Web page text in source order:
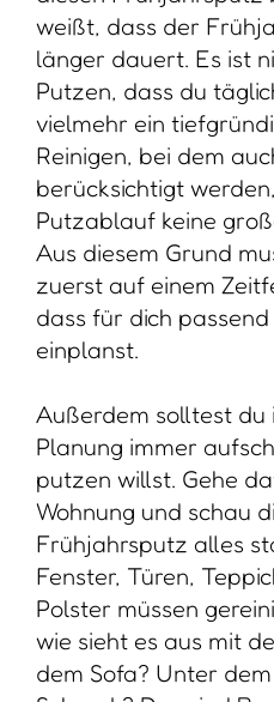
weißt, dass der
länger dauert. Es ist
Putzen, dass du
vielmehr ein
Reinigen, bei dem
berücksichtigt
Putzablauf keine
Aus diesem Grund
zuerst auf einem
dass für dich
einplanst.
Außerdem solltest du
Planung immer
putzen willst. Gehe
Wohnung und schau
Frühjahrsputz alles
Fenster, Türen,
Polster müssen
wie sieht es aus mit
dem Sofa? Unter